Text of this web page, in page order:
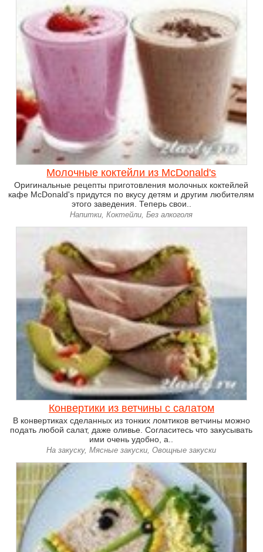
Молочные коктейли из McDonald's
Оригинальные рецепты приготовления молочных коктейлей
кафе McDonald's придутся по вкусу детям и другим любителям
этого заведения. Теперь свои..
Напитки, Коктейли, Без алкоголя
Конвертики из ветчины с салатом
В конвертиках сделанных из тонких ломтиков ветчины можно
подать любой салат, даже оливье. Согласитесь что закусывать
ими очень удобно, а..
На закуску, Мясные закуски, Овощные закуски